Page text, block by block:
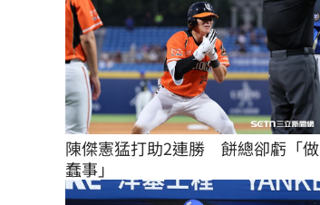
陳傑憲猛打助2連勝　餅總卻虧「做
蠢事」